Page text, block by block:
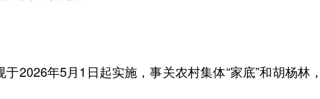
年5月1日起实施，事关农村集体“家底”和胡杨林